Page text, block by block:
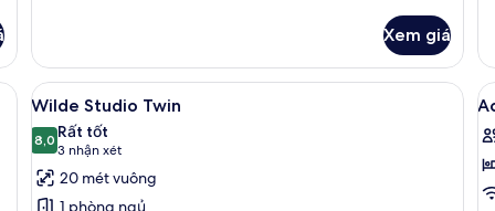
Wilde
Studio
Castle
view
Xem giá
dụng cụ ủi quần áo
Xem
tất
cả
ảnh
Wilde
Minibar, phòng cách âm, bàn ủi/dụng
6
Wilde Studio Twin
8,08,0 trên 10
Rất tốt
3 nhận xét
(3
nhận
xét)
20 mét vuông
1 phòng ngủ